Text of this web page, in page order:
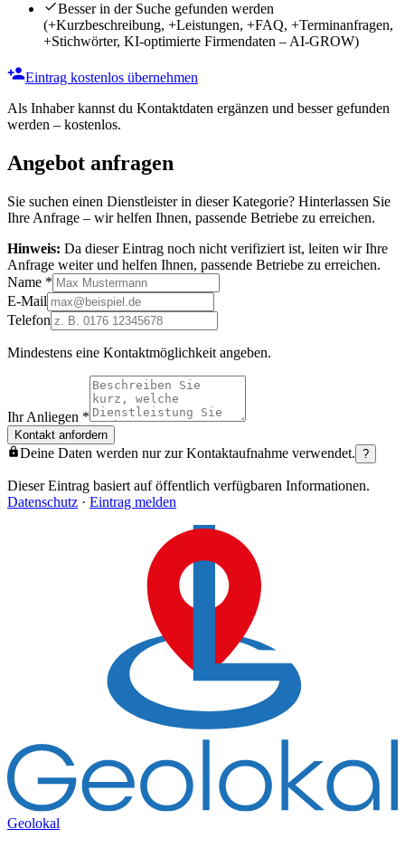
Besser in der Suche gefunden werden
(+Kurzbeschreibung, +Leistungen, +FAQ, +Terminanfragen,
+Stichwörter, KI-optimierte Firmendaten – AI-GROW)
Eintrag kostenlos übernehmen
Als Inhaber kannst du Kontaktdaten ergänzen und besser gefunden
werden – kostenlos.
Angebot anfragen
Sie suchen einen Dienstleister in dieser Kategorie? Hinterlassen Sie
Ihre Anfrage – wir helfen Ihnen, passende Betriebe zu erreichen.
Hinweis: Da dieser Eintrag noch nicht verifiziert ist, leiten wir Ihre
Anfrage weiter und helfen Ihnen, passende Betriebe zu erreichen.
Name *
E-Mail
Telefon
Mindestens eine Kontaktmöglichkeit angeben.
Ihr Anliegen *
Kontakt anfordern
Deine Daten werden nur zur Kontaktaufnahme verwendet. ?
Dieser Eintrag basiert auf öffentlich verfügbaren Informationen.
Datenschutz · Eintrag melden
Geolokal